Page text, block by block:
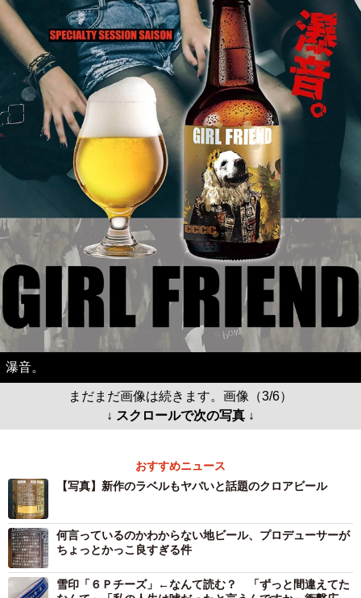
瀑音。
まだまだ画像は続きます。画像（3/6）
↓ スクロールで次の写真 ↓
おすすめニュース
【写真】新作のラベルもヤバいと話題のクロアビール
何言っているのかわからない地ビール、プロデューサーが
ちょっとかっこ良すぎる件
雪印「６Ｐチーズ」←なんて読む？ 「ずっと間違えてた